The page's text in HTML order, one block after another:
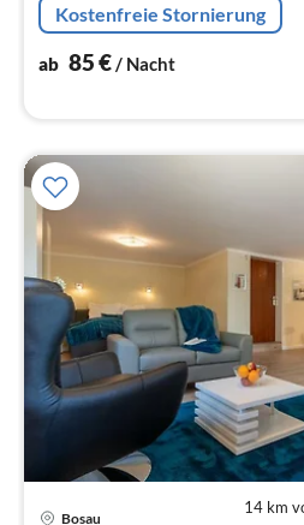
Kostenfreie Stornierung
ab 85€ / Nacht
14 km
Bosau